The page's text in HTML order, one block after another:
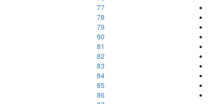
77
78
79
80
81
82
83
84
85
86